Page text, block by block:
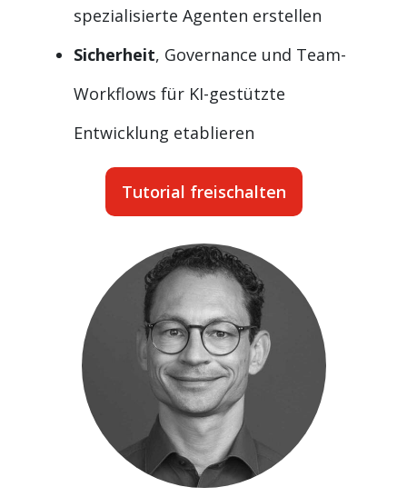
spezialisierte Agenten erstellen
Sicherheit, Governance und Team-
Workflows für KI-gestützte
Entwicklung etablieren
Tutorial freischalten